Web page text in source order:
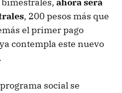
ahora será
, 200 pesos más que
el primer pago
contempla este nuevo
social se